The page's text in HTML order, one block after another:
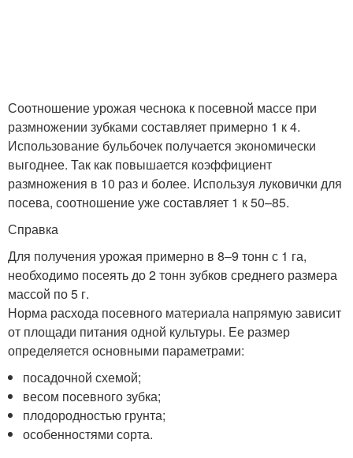
Соотношение урожая чеснока к посевной массе при
размножении зубками составляет примерно 1 к 4.
Использование бульбочек получается экономически
выгоднее. Так как повышается коэффициент
размножения в 10 раз и более. Используя луковички для
посева, соотношение уже составляет 1 к 50–85.
Справка
Для получения урожая примерно в 8–9 тонн с 1 га,
необходимо посеять до 2 тонн зубков среднего размера
массой по 5 г.
Норма расхода посевного материала напрямую зависит
от площади питания одной культуры. Ее размер
определяется основными параметрами:
посадочной схемой;
весом посевного зубка;
плодородностью грунта;
особенностями сорта.